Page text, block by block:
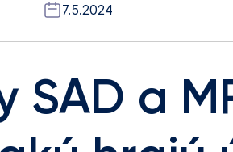
7.5.2024
a